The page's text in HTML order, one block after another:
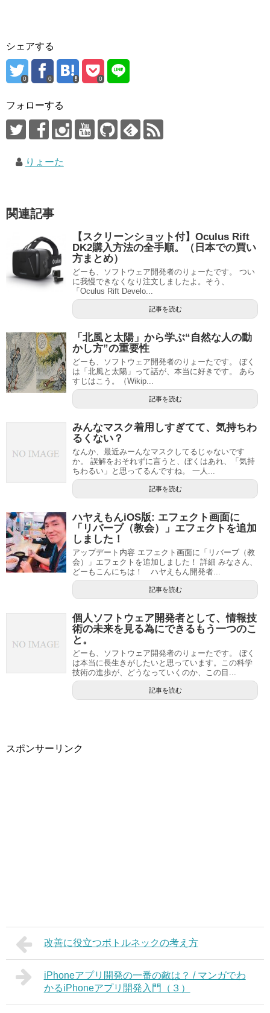
シェアする
0 0 0
フォローする
りょーた
関連記事
【スクリーンショット付】Oculus Rift
DK2購入方法の全手順。（日本での買い
方まとめ）
どーも、ソフトウェア開発者のりょーたです。 つい
に我慢できなくなり注文しましたよ。そう、
「Oculus Rift Develo...
記事を読む
「北風と太陽」から学ぶ“自然な人の動
かし方”の重要性
どーも、ソフトウェア開発者のりょーたです。 ぼく
は「北風と太陽」って話が、本当に好きです。 あら
すじはこう。（Wikip...
記事を読む
みんなマスク着用しすぎてて、気持ちわ
るくない？
なんか、最近みーんなマスクしてるじゃないです
か。 誤解をおそれずに言うと、ぼくはあれ、「気持
ちわるい」と思ってるんですね。 一人...
記事を読む
ハヤえもんiOS版: エフェクト画面に
「リバーブ（教会）」エフェクトを追加
しました！
アップデート内容 エフェクト画面に「リバーブ（教
会）」エフェクトを追加しました！ 詳細 みなさん、
どーもこんにちは！ ハヤえもん開発者...
記事を読む
個人ソフトウェア開発者として、情報技
術の未来を見る為にできるもう一つのこ
と。
どーも、ソフトウェア開発者のりょーたです。 ぼく
は本当に長生きがしたいと思っています。この科学
技術の進歩が、どうなっていくのか、この目...
記事を読む
スポンサーリンク
改善に役立つボトルネックの考え方
iPhoneアプリ開発の一番の敵は？ / マンガでわ
かるiPhoneアプリ開発入門（３）